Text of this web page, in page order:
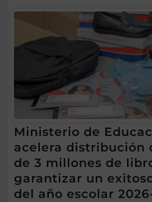
Ministerio de
acelera distribución
de 3 millones de
garantizar un
del año escolar